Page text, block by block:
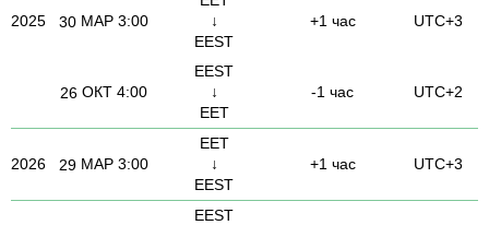
2025 30 МАР 3:00
↓
EEST
+1 час UTC+3
26 ОКТ 4:00
EEST
↓
EET
-1 час UTC+2
2026 29 МАР 3:00
EET
↓
EEST
+1 час UTC+3
EEST